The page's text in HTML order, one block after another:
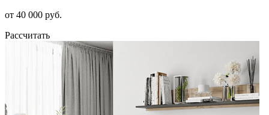
от 40 000 руб.
Рассчитать